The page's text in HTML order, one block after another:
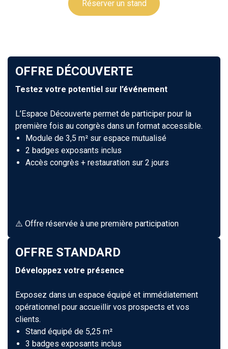
Réserver un stand
OFFRE DÉCOUVERTE
Testez votre potentiel sur l’événement
L’Espace Découverte permet de participer pour la
première fois au congrès dans un format accessible.
Module de 3,5 m² sur espace mutualisé
2 badges exposants inclus
Accès congrès + restauration sur 2 jours
⚠️ Offre réservée à une première participation
OFFRE STANDARD
Développez votre présence
Exposez dans un espace équipé et immédiatement
opérationnel pour accueillir vos prospects et vos
clients.
Stand équipé de 5,25 m²
3 badges exposants inclus